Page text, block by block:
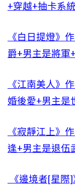
+穿越+抽卡系
《白日提燈》
爵+男主是將軍
《江南美人》
婚後愛+男主是
《寂靜江上》
逢+男主是退伍
《邊境者[星